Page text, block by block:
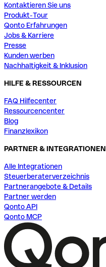
Kontaktieren Sie uns
Produkt-Tour
Qonto Erfahrungen
Jobs & Karriere
Presse
Kunden werben
Nachhaltigkeit & Inklusion
HILFE & RESSOURCEN
FAQ Hilfecenter
Ressourcencenter
Blog
Finanzlexikon
PARTNER & INTEGRATIONEN
Alle Integrationen
Steuerberaterverzeichnis
Partnerangebote & Details
Partner werden
Qonto API
Qonto MCP